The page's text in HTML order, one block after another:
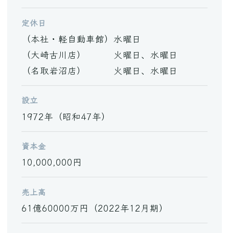
定休日
（本社・軽自動車館）水曜日
（大崎古川店） 火曜日、水曜日
（名取岩沼店） 火曜日、水曜日
設立
1972年（昭和47年）
資本金
10,000,000円
売上高
61億60000万円（2022年12月期）